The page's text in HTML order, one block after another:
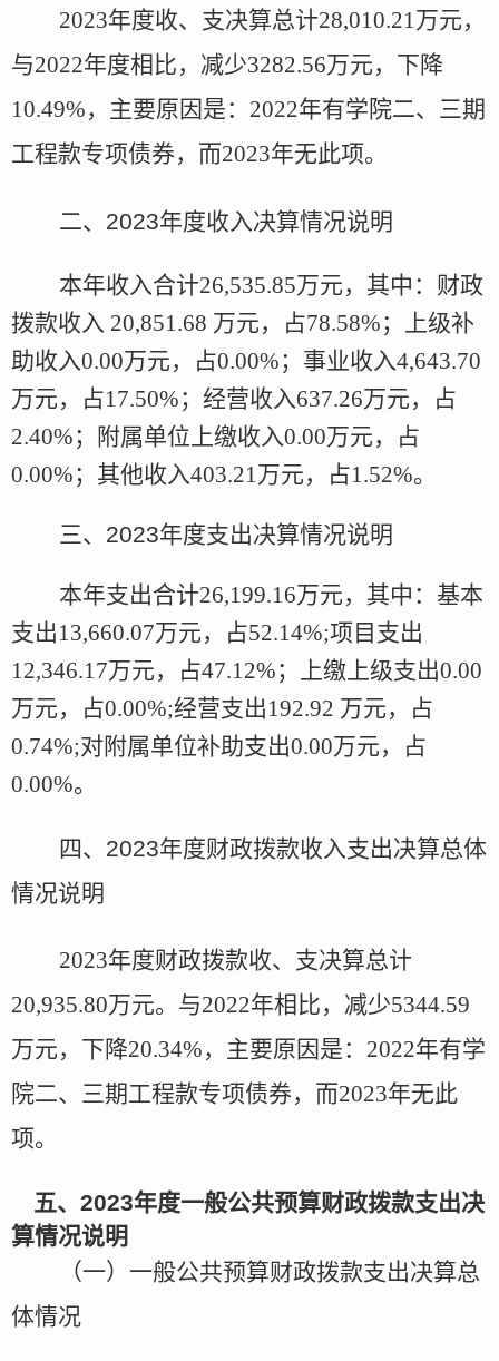
2023年度收、支决算总计28,010.21万元，
与2022年度相比，减少3282.56万元， 下降
10.49%，主要原因是： 2022年有学院二、三期
工程款专项债券，而2023年无此项。
二、 2023年度收入决算情况说明
本年收入合计26,535.85万元，其中：财政
拨款收入 20,851.68 万元，占78.58%；上级补
助收入0.00万元，占0.00%；事业收入4,643.70
万元，占17.50%；经营收入637.26万元，占
2.40%；附属单位上缴收入0.00万元，占
0.00%； 其他收入403.21万元，占1.52%。
三、 2023年度支出决算情况说明
本年支出合计26,199.16万元，其中：基本
支出13,660.07万元，占52.14%;项目支出
12,346.17万元，占47.12%；上缴上级支出0.00
万元，占0.00%;经营支出192.92 万元，占
0.74%;对附属单位补助支出0.00万元，占
0.00%。
四、 2023年度财政拨款收入支出决算总体
情况说明
2023年度财政拨款收、支决算总计
20,935.80万元。 与2022年相比，减少5344.59
万元， 下降20.34%，主要原因是： 2022年有学
院二、三期工程款专项债券，而2023年无此
项。
五、 2023年度一般公共预算财政拨款支出决
算情况说明
（一）一般公共预算财政拨款支出决算总
体情况